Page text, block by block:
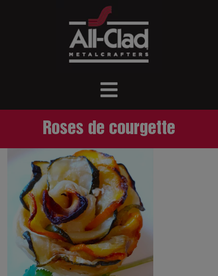
Roses de courgette